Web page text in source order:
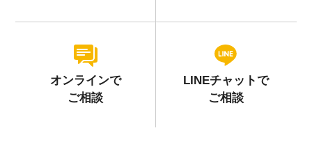
オンラインで
ご相談
LINEチャットで
ご相談